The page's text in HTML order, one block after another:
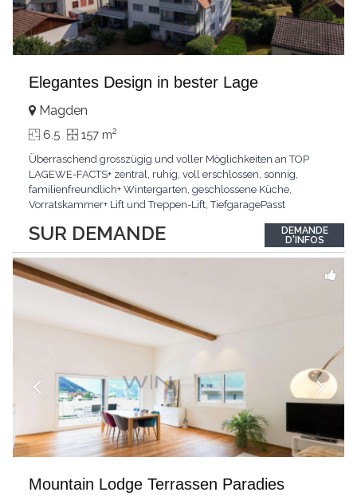
Elegantes Design in bester Lage
SUR DEMANDE
Magden
6.5 157 m2
Überraschend grosszügig und voller Möglichkeiten an TOP
LAGEWE-FACTS+ zentral, ruhig, voll erschlossen, sonnig,
familienfreundlich+ Wintergarten, geschlossene Küche,
Vorratskammer+ Lift und Treppen-Lift, TiefgaragePasst
Wintergarten schaffen ein lichtdurchflutetes
Wunder.Interessiert? JETZT anrufen: +41 76 507 21 32
DEMANDE
D'INFOS
Mountain Lodge Terrassen Paradies